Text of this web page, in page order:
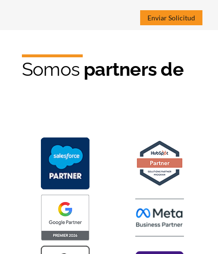
Somos partners de